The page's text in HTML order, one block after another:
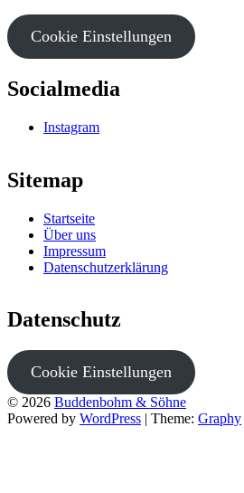
Cookie Einstellungen
Socialmedia
Instagram
Sitemap
Startseite
Über uns
Impressum
Datenschutzerklärung
Datenschutz
Cookie Einstellungen
© 2026 Buddenbohm & Söhne
Powered by WordPress | Theme: Graphy